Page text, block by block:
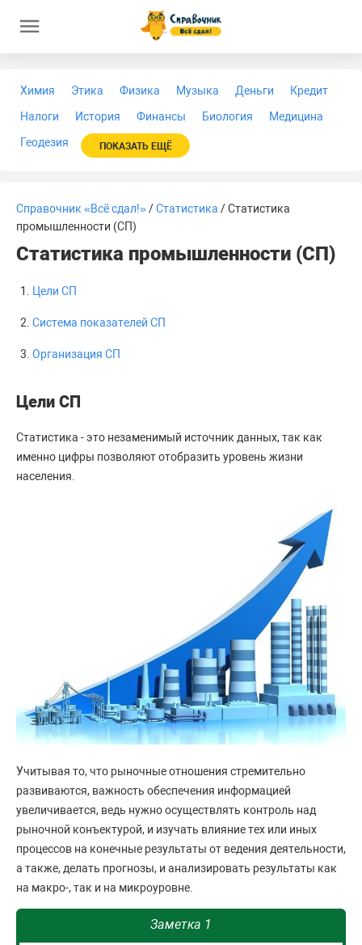
Химия Этика Физика Музыка Деньги
Кредит
Налоги
История Финансы Биология
Медицина
Геодезия
ПОКАЗАТЬ ЕЩЁ
Справочник «Всё сдал!»/Статистика / Статистика
промышленности (СП)
Статистика промышленности (СП)
Цели СП
Система показателей СП
Организация СП
Цели СП
Статистика - это незаменимый источник данных, так как
именно цифры позволяют отобразить уровень жизни
населения.
Учитывая то, что рыночные отношения стремительно
развиваются, важность обеспечения информацией
увеличивается, ведь нужно осуществлять контроль над
рыночной конъектурой, и изучать влияние тех или иных
процессов на конечные результаты от ведения деятельности,
а также, делать прогнозы, и анализировать результаты как
на макро-, так и на микроуровне.
Заметка 1